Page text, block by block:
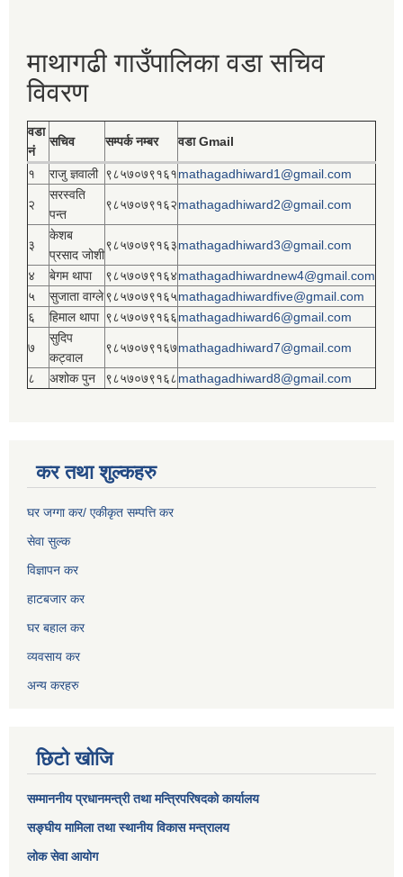
माथागढी गाउँपालिका वडा सचिव
विवरण
वडा
नं
सचिव सम्पर्क नम्बर वडा Gmail
१ राजु ज्ञवाली ९८५७०७९१६१mathagadhiward1@gmail.com
२
सरस्वति
पन्त
९८५७०७९१६२mathagadhiward2@gmail.com
३
केशब
प्रसाद जोशी
९८५७०७९१६३mathagadhiward3@gmail.com
४ बेगम थापा ९८५७०७९१६४mathagadhiwardnew4@gmail.com
५
सुजाता वाग्ले९८५७०७९१६५mathagadhiwardfive@gmail.com
६
हिमाल थापा ९८५७०७९१६६mathagadhiward6@gmail.com
७
सुदिप
कट्वाल
९८५७०७९१६७mathagadhiward7@gmail.com
८ अशोक पुन ९८५७०७९१६८mathagadhiward8@gmail.com
कर तथा शुल्कहरु
घर जग्गा कर/ एकीकृत सम्पत्ति कर
सेवा सुल्क
विज्ञापन कर
हाटबजार कर
घर बहाल कर
व्यवसाय कर
अन्य करहरु
छिटो खोजि
सम्माननीय प्रधानमन्त्री तथा मन्त्रिपरिषद‌को कार्यालय
सङ्घीय मामिला तथा स्थानीय विकास मन्त्रालय
लोक सेवा आयोग